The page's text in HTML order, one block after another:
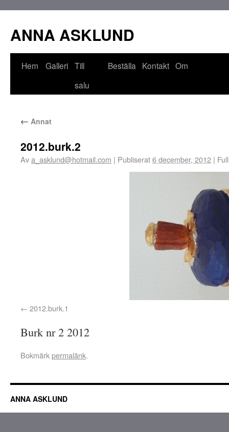
ANNA ASKLUND
Hem Galleri Till
salu
Beställa Kontakt Om
← Annat
2012.burk.2
Ava_asklund@hotmail.com | Publiserat6 december, 2012 |
2012.burk.1
Burk nr 2 2012
Bokmärkpermalänk.
ANNA ASKLUND